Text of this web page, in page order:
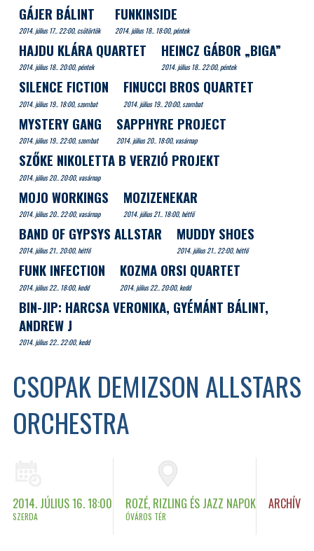
CSOPAK DEMIZSON ALLSTARS
ORCHESTRA
2014. JÚLIUS 16. 18:00
SZERDA
ROZÉ, RIZLING ÉS JAZZ NAPOK
ÓVÁROS TÉR
ARCHÍV
GÁJER BÁLINT
2014. július 17.. 22:00, csütörtök
FUNKINSIDE
2014. július 18.. 18:00, péntek
HAJDU KLÁRA QUARTET
2014. július 18.. 20:00, péntek
HEINCZ GÁBOR „BIGA”
2014. július 18.. 22:00, péntek
SILENCE FICTION
2014. július 19.. 18:00, szombat
FINUCCI BROS QUARTET
2014. július 19.. 20:00, szombat
MYSTERY GANG
2014. július 19.. 22:00, szombat
SAPPHYRE PROJECT
2014. július 20.. 18:00, vasárnap
SZŐKE NIKOLETTA B VERZIÓ PROJEKT
2014. július 20.. 20:00, vasárnap
MOJO WORKINGS
2014. július 20.. 22:00, vasárnap
MOZIZENEKAR
2014. július 21.. 18:00, hétfő
BAND OF GYPSYS ALLSTAR
2014. július 21.. 20:00, hétfő
MUDDY SHOES
2014. július 21.. 22:00, hétfő
FUNK INFECTION
2014. július 22.. 18:00, kedd
KOZMA ORSI QUARTET
2014. július 22.. 20:00, kedd
BIN-JIP: HARCSA VERONIKA, GYÉMÁNT BÁLINT,
ANDREW J
2014. július 22.. 22:00, kedd